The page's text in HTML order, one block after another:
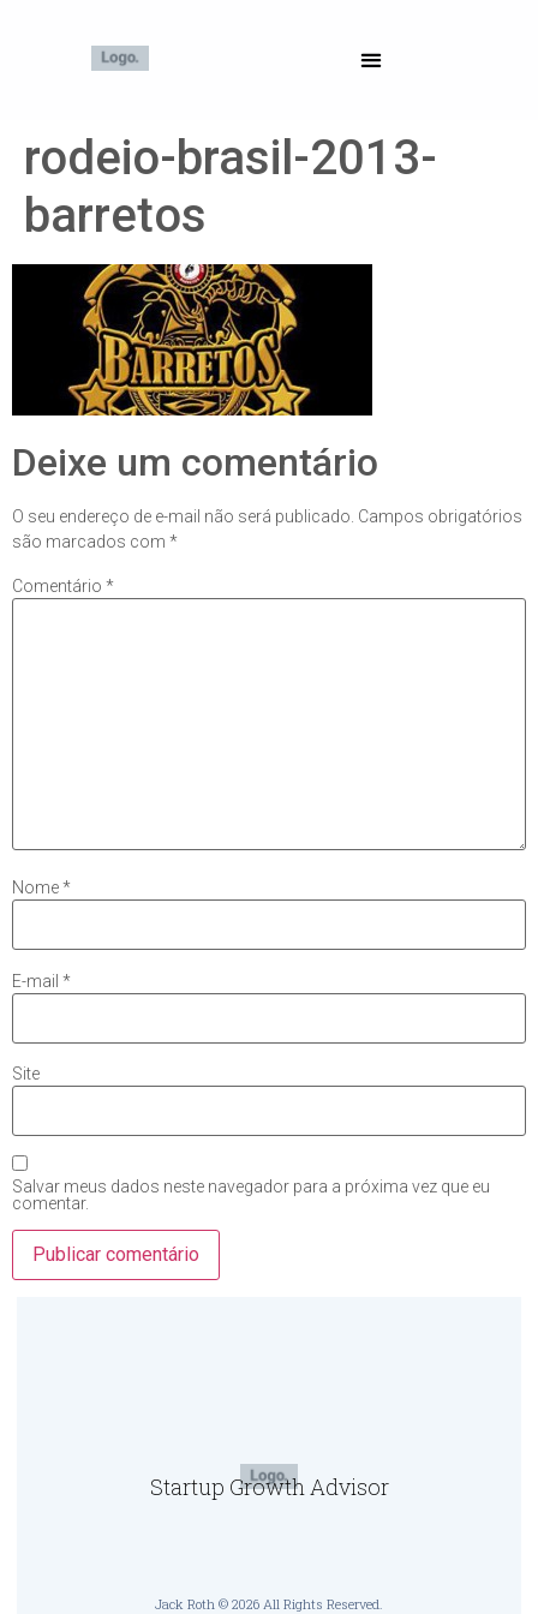
rodeio-brasil-2013-
barretos
Deixe um comentário
O seu endereço de e-mail não será publicado. Campos obrigatórios
são marcados com *
Comentário *
Nome*
E-mail *
Site
Salvar meus dados neste navegador para a próxima vez que eu
comentar.
Startup Growth Advisor
Jack Roth © 2026 All Rights Reserved.